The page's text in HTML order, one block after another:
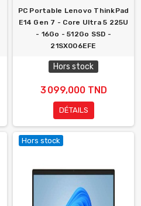
PC Portable Lenovo ThinkPad
E14 Gen 7 - Core Ultra 5 225U
- 16Go - 512Go SSD -
21SX006EFE
Hors stock
3 099,000 TND
DÉTAILS
Hors stock